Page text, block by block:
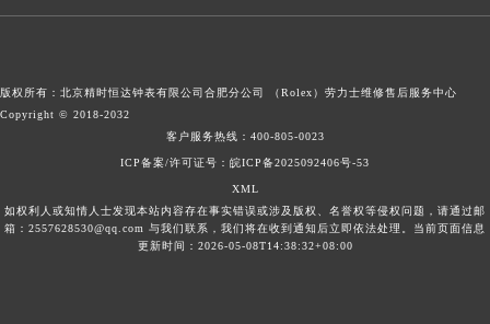
版权所有：北京精时恒达钟表有限公司合肥分公司 （Rolex） 劳力士维修售后服务中心
Copyright © 2018-2032
客户服务热线： 400-805-0023
ICP备案/许可证号：皖ICP备2025092406号-53
XML
如权利人或知情人士发现本站内容存在事实错误或涉及版权、名誉权等侵权问题，请通过邮
箱：2557628530@qq.com 与我们联系，我们将在收到通知后立即依法处理。当前页面信息
更新时间：2026-05-08T14:38:32+08:00